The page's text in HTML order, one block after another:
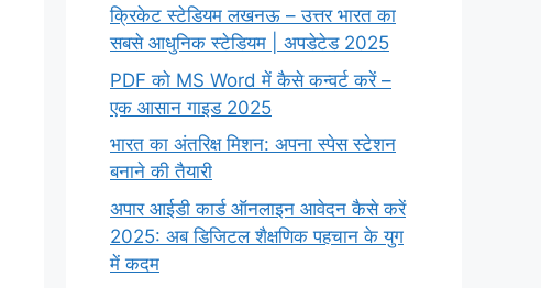
क्रिकेट स्टेडियम लखनऊ – उत्तर भारत का
सबसे आधुनिक स्टेडियम | अपडेटेड 2025
PDF को MS Word में कैसे कन्वर्ट करें –
एक आसान गाइड 2025
भारत का अंतरिक्ष मिशन: अपना स्पेस स्टेशन
बनाने की तैयारी
अपार आईडी कार्ड ऑनलाइन आवेदन कैसे करें
2025: अब डिजिटल शैक्षणिक पहचान के युग
में कदम